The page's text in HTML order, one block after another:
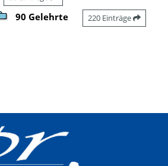
90 Gelehrte 220 Einträge